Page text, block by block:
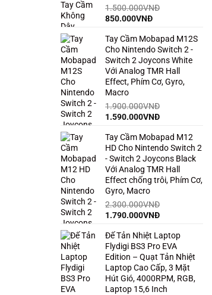
1.500.000VNĐ
Giá
là:
1.500.000VNĐ.
850.000VNĐGiá
tại
là:
850.000VNĐ.
Tay Cầm Mobapad M12S
Cho Nintendo Switch 2 -
Switch 2 Joycons White
Với Analog TMR Hall
Effect, Phím Cơ, Gyro,
Macro
1.900.000VNĐ
Giá
là:
1.900.000VNĐ.
1.590.000VNĐGiá
tại
là:
1.590.000VNĐ.
Tay Cầm Mobapad M12
HD Cho Nintendo Switch 2
- Switch 2 Joycons Black
Với Analog TMR Hall
Effect chống trôi, Phím Cơ,
Gyro, Macro
2.300.000VNĐ
Giá
là:
2.300.000VNĐ.
1.790.000VNĐGiá
tại
là:
1.790.000VNĐ.
Đế Tản Nhiệt Laptop
Flydigi BS3 Pro EVA
Edition – Quạt Tản Nhiệt
Laptop Cao Cấp, 3 Mặt
Hút Gió, 4000RPM, RGB,
Laptop 15,6 Inch